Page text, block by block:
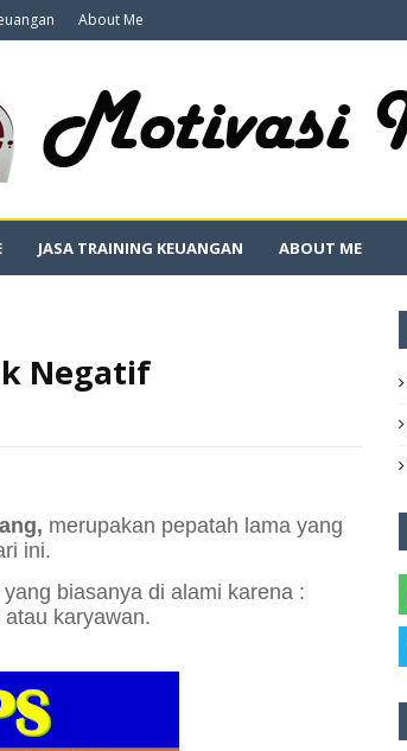
About Me
JASA TRAINING KEUANGAN ABOUT ME
Negatif
merupakan pepatah lama yang
ini.
yang biasanya di alami karena :
karyawan.